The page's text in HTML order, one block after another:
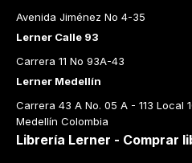
Avenida Jiménez No 4-35
Lerner Calle 93
Carrera 11 No 93A-43
Lerner Medellín
Carrera 43 A No. 05 A - 113 Local
Medellín Colombia
Librería Lerner - Comprar